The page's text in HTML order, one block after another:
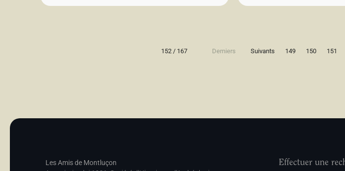
152 / 167 Derniers Suivants 149 150 151
Les Amis de Montluçon
Effectuer une